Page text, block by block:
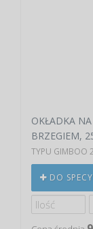
OKŁADKA
BRZEGIEM,
TYPU GIMBOO
DO